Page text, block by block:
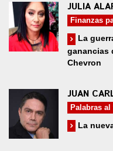
JULIA
Finanzas
La
ganancias
Chevron
JUAN
Palabras al
La